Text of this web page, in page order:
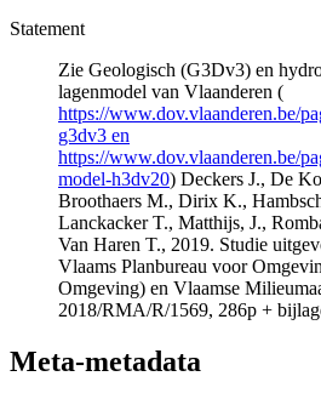
Statement
Zie Geologisch (G3Dv3) en
lagenmodel van Vlaanderen (
https://www.dov.vlaanderen.be/
g3dv3 en
https://www.dov.vlaanderen.be/
model-h3dv20) Deckers J., De
Broothaers M., Dirix K.,
Lanckacker T., Matthijs, J.,
Van Haren T., 2019. Studie
Vlaams Planbureau voor
Omgeving) en Vlaamse
2018/RMA/R/1569, 286p +
Meta-metadata